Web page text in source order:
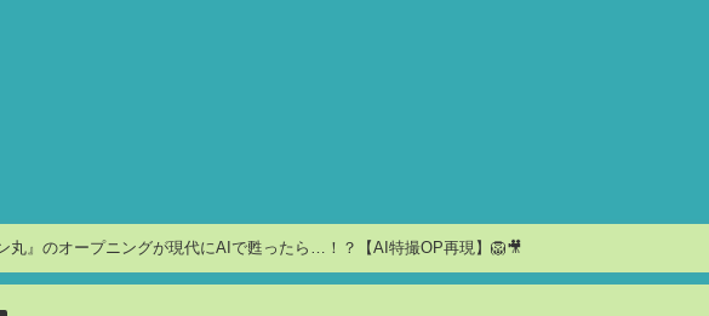
丸』のオープニングが現代にAIで甦ったら…！？【AI特撮OP再現】🦁🎥